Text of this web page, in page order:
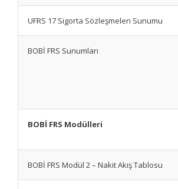
UFRS 17 Sigorta Sözleşmeleri Sunumu
BOBİ FRS Sunumları
BOBİ FRS Modülleri
BOBİ FRS Modül 2 – Nakit Akış Tablosu